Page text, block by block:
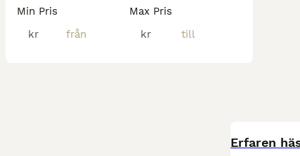
Min Pris
kr
Max Pris
kr
Erfaren